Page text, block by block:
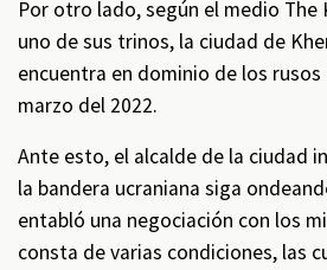
Por otro lado, según el medio The
uno de sus trinos, la ciudad de
encuentra en dominio de los rusos
marzo del 2022.
Ante esto, el alcalde de la ciudad
la bandera ucraniana siga
entabló una negociación con los
consta de varias condiciones, las